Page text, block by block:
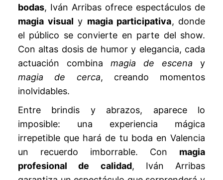
bodas, Iván Arribas ofrece espectáculos de
magia visual y magia participativa, donde
el público se convierte en parte del show.
Con altas dosis de humor y elegancia, cada
actuación combina magia de escena y
magia de cerca, creando momentos
inolvidables.
Entre brindis y abrazos, aparece lo
imposible: una experiencia mágica
irrepetible que hará de tu boda en Valencia
un recuerdo imborrable. Con magia
profesional de calidad, Iván Arribas